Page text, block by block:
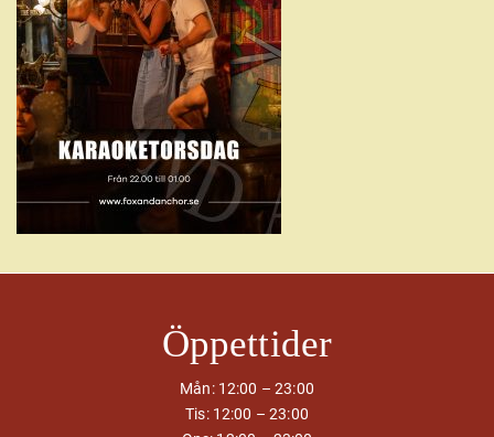
Öppettider
Mån: 12:00 – 23:00
Tis: 12:00 – 23:00